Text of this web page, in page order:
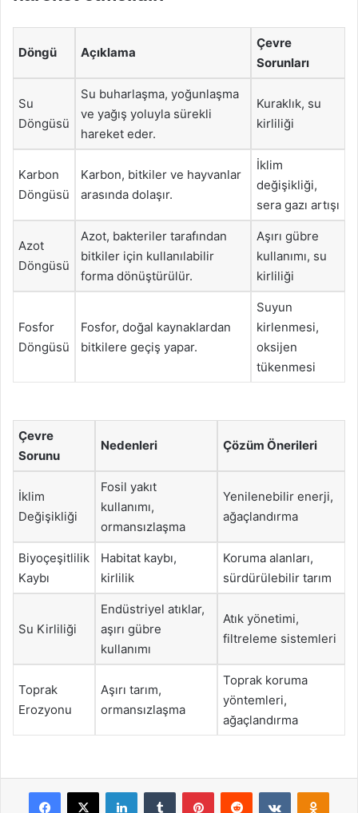
Döngü Açıklama
Çevre
Sorunları
Su
Döngüsü
Su buharlaşma, yoğunlaşma
ve yağış yoluyla sürekli
hareket eder.
Kuraklık, su
kirliliği
Karbon
Döngüsü
Karbon, bitkiler ve hayvanlar
arasında dolaşır.
İklim
değişikliği,
sera gazı artışı
Azot
Döngüsü
Azot, bakteriler tarafından
bitkiler için kullanılabilir
forma dönüştürülür.
Aşırı gübre
kullanımı, su
kirliliği
Fosfor
Döngüsü
Fosfor, doğal kaynaklardan
bitkilere geçiş yapar.
Suyun
kirlenmesi,
oksijen
tükenmesi
Çevre
Sorunu
Nedenleri Çözüm Önerileri
İklim
Değişikliği
Fosil yakıt
kullanımı,
ormansızlaşma
Yenilenebilir enerji,
ağaçlandırma
Biyoçeşitlilik
Kaybı
Habitat kaybı,
kirlilik
Koruma alanları,
sürdürülebilir tarım
Su Kirliliği
Endüstriyel atıklar,
aşırı gübre
kullanımı
Atık yönetimi,
filtreleme sistemleri
Toprak
Erozyonu
Aşırı tarım,
ormansızlaşma
Toprak koruma
yöntemleri,
ağaçlandırma
Facebook
X LinkedInTumblr PinterestReddit VKontakte